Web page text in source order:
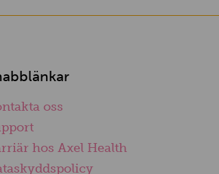
oss
hos Axel Health